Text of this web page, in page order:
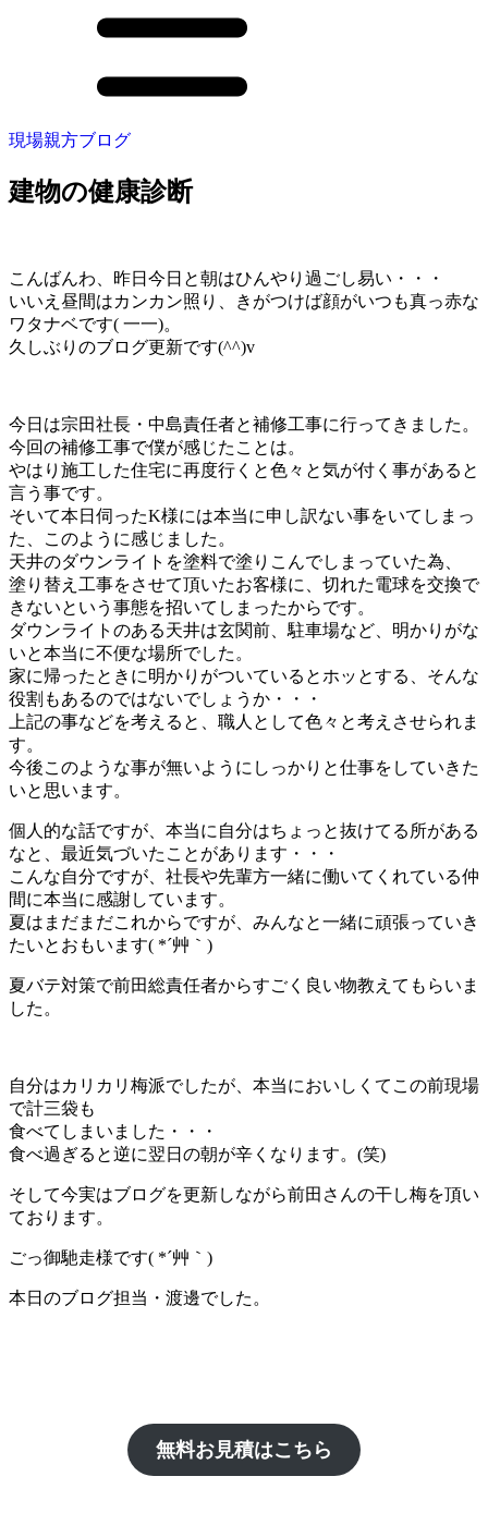
現場親方ブログ
建物の健康診断
こんばんわ、昨日今日と朝はひんやり過ごし易い・・・
いいえ昼間はカンカン照り、きがつけば顔がいつも真っ赤な
ワタナベです( 一一)。
久しぶりのブログ更新です(^^)v
今日は宗田社長・中島責任者と補修工事に行ってきました。
今回の補修工事で僕が感じたことは。
やはり施工した住宅に再度行くと色々と気が付く事があると
言う事です。
そいて本日伺ったK様には本当に申し訳ない事をいてしまっ
た、このように感じました。
天井のダウンライトを塗料で塗りこんでしまっていた為、
塗り替え工事をさせて頂いたお客様に、切れた電球を交換で
きないという事態を招いてしまったからです。
ダウンライトのある天井は玄関前、駐車場など、明かりがな
いと本当に不便な場所でした。
家に帰ったときに明かりがついているとホッとする、そんな
役割もあるのではないでしょうか・・・
上記の事などを考えると、職人として色々と考えさせられま
す。
今後このような事が無いようにしっかりと仕事をしていきた
いと思います。
個人的な話ですが、本当に自分はちょっと抜けてる所がある
なと、最近気づいたことがあります・・・
こんな自分ですが、社長や先輩方一緒に働いてくれている仲
間に本当に感謝しています。
夏はまだまだこれからですが、みんなと一緒に頑張っていき
たいとおもいます( *´艸｀)
夏バテ対策で前田総責任者からすごく良い物教えてもらいま
した。
自分はカリカリ梅派でしたが、本当においしくてこの前現場
で計三袋も
食べてしまいました・・・
食べ過ぎると逆に翌日の朝が辛くなります。(笑)
そして今実はブログを更新しながら前田さんの干し梅を頂い
ております。
ごっ御馳走様です( *´艸｀)
本日のブログ担当・渡邊でした。
無料お見積はこちら